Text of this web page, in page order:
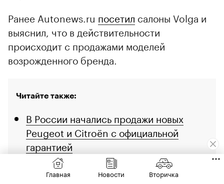
Ранее Autonews.ru посетил салоны Volga и
выяснил, что в действительности
происходит с продажами моделей
возрожденного бренда.
Читайте также:
В России начались продажи новых
Peugeot и Citroën с официальной
гарантией
Выбора и скидок нет. Как мы искали и
нашли новый Senat 900 в продаже
Главная Новости Вторичка